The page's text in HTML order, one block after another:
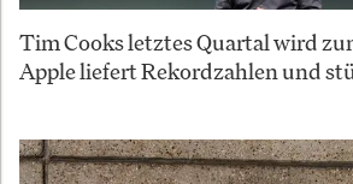
Tim Cooks letztes Quartal wird
Apple liefert Rekordzahlen und